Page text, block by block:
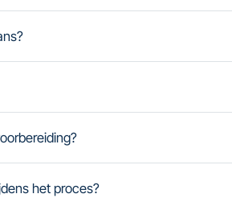
het proces?